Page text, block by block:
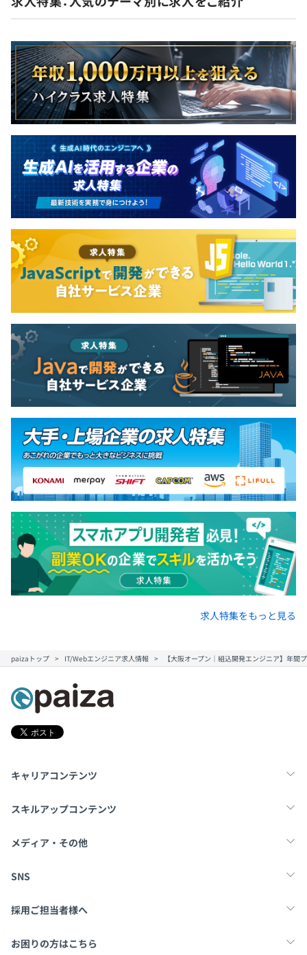
求人特集をもっと見る
paizaトップ IT/Webエンジニア求人情報 【大阪オープン｜組込開発エンジニア】年
キャリアコンテンツ
転職・キャリア
スキルアップコンテンツ
学習
メディア・その他
Tech Team Journal
SNS
X
採用ご担当者様へ
採用・教育をお考えの企業様へ
お困りの方はこちら